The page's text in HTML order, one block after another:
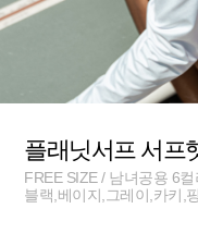
플래닛서프 서프
FREE SIZE / 남녀공용 6컬
블랙,베이지,그레이,카키,